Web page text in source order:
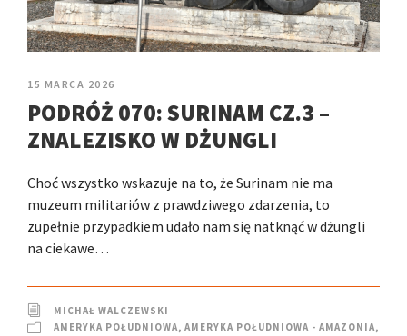
15 MARCA 2026
PODRÓŻ 070: SURINAM CZ.3 –
ZNALEZISKO W DŻUNGLI
Choć wszystko wskazuje na to, że Surinam nie ma
muzeum militariów z prawdziwego zdarzenia, to
zupełnie przypadkiem udało nam się natknąć w dżungli
na ciekawe…
MICHAŁ WALCZEWSKI
AMERYKA POŁUDNIOWA, AMERYKA POŁUDNIOWA - AMAZONIA,